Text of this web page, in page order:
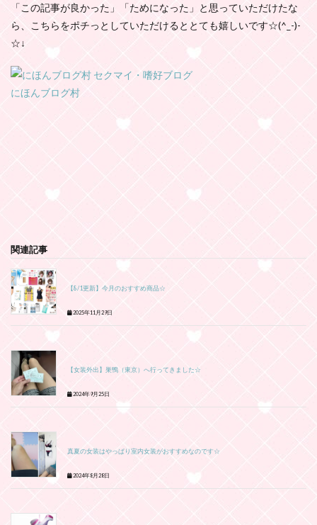
「この記事が良かった」「ためになった」と思っていただけたな
ら、こちらをポチっとしていただけるととても嬉しいです☆(^_-)-
☆↓
にほんブログ村
関連記事
【8/1更新】今月のおすすめ商品☆
2025年11月29日
【女装外出】巣鴨（東京）へ行ってきました☆
2024年9月25日
真夏の女装はやっぱり室内女装がおすすめなのです☆
2024年8月28日